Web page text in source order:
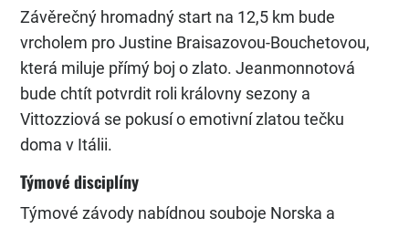
Závěrečný hromadný start na 12,5 km bude
vrcholem pro Justine Braisazovou-Bouchetovou,
která miluje přímý boj o zlato. Jeanmonnotová
bude chtít potvrdit roli královny sezony a
Vittozziová se pokusí o emotivní zlatou tečku
doma v Itálii.
Týmové disciplíny
Týmové závody nabídnou souboje Norska a